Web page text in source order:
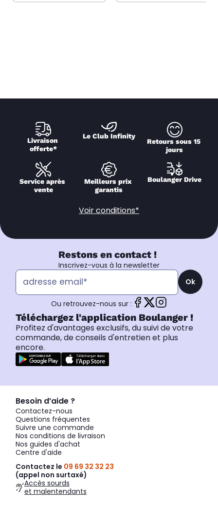
Livraison
offerte*
Le Club Infinity
Retours sous 15
jours
Service après
vente
Meilleurs prix
garantis
Boulanger Drive
Voir conditions*
Restons en contact !
Inscrivez-vous à la newsletter
Ok
Ou retrouvez-nous sur :
Téléchargez l'application Boulanger !
Profitez d'avantages exclusifs, du suivi de votre
commande, de conseils d'entretien et plus
encore.
Besoin d’aide ?
Contactez-nous
Questions fréquentes
Suivre une commande
Nos conditions de livraison
Nos guides d'achat
Centre d'aide
Contactez le 09 69 32 32 23
(appel non surtaxé)
Accès sourds
et malentendants